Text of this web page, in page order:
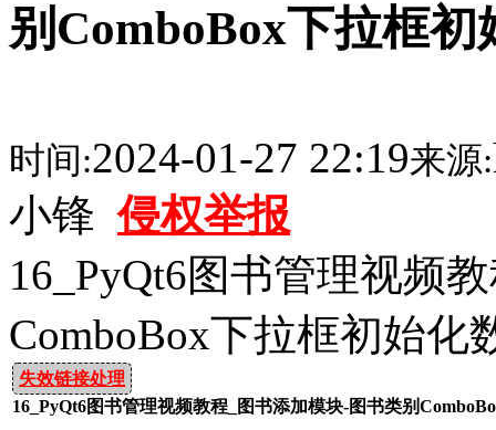
别ComboBox下拉框
时间:2024-01-27 22:19来源:
小锋侵权举报
16_PyQt6图书管理视频
ComboBox下拉框初始化
失效链接处理
16_PyQt6图书管理视频教程_图书添加模块-图书类别